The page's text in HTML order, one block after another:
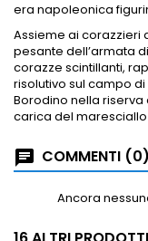
era napoleonica
Assieme ai corazzieri
pesante dell’armata
corazze scintillanti,
risolutivo sul campo
Borodino nella
carica del maresciallo
COMMENTI (0)
Ancora